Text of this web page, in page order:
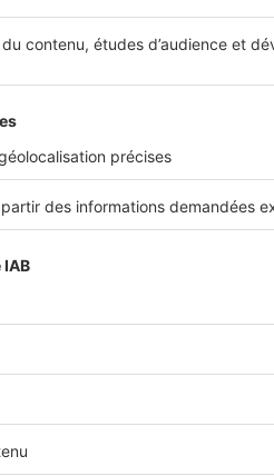
(17,3 €/m²). Il est même
€/m²), Pau (16,3 €/m²),
m²), Le Mans (15,6 €/m²),
où le loyer moyen s’établit à
logement étudiant est 2,4 fois
votre bien